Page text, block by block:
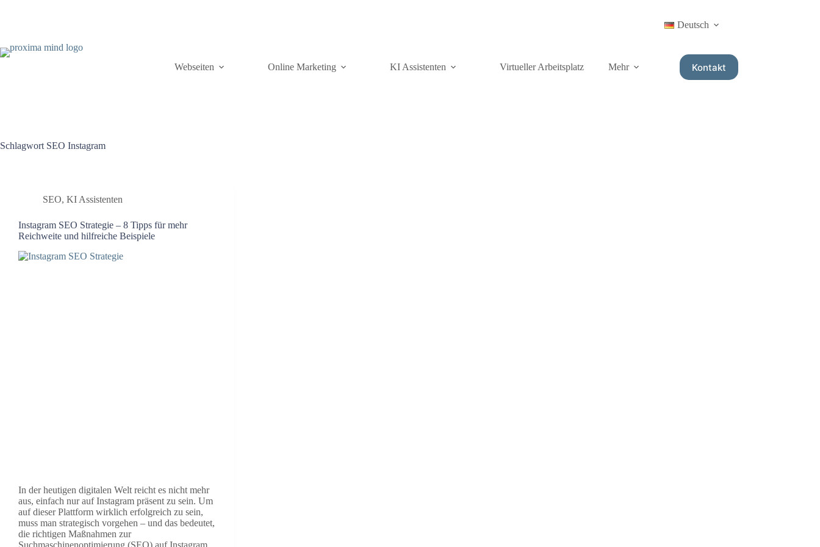
Deutsch
Webseiten Online Marketing KI Assistenten Virtueller Arbeitsplatz Mehr Kontakt
Schlagwort SEO Instagram
SEO, KI Assistenten
Instagram SEO Strategie – 8 Tipps für mehr
Reichweite und hilfreiche Beispiele
In der heutigen digitalen Welt reicht es nicht mehr
aus, einfach nur auf Instagram präsent zu sein. Um
auf dieser Plattform wirklich erfolgreich zu sein,
muss man strategisch vorgehen – und das bedeutet,
die richtigen Maßnahmen zur
Suchmaschinenoptimierung (SEO) auf Instagram